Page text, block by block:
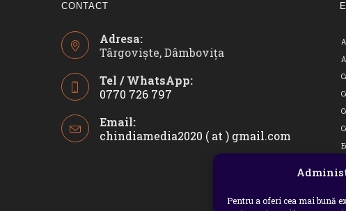
Pentru a oferi cea mai bună
CONTACT
Adresa:
Târgoviște, Dâmbovița
Tel / WhatsApp:
0770 726 797
in
your
Email:
chindiamedia2020 ( at ) gmail.com